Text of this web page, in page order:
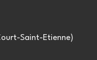
Saint-Etienne)